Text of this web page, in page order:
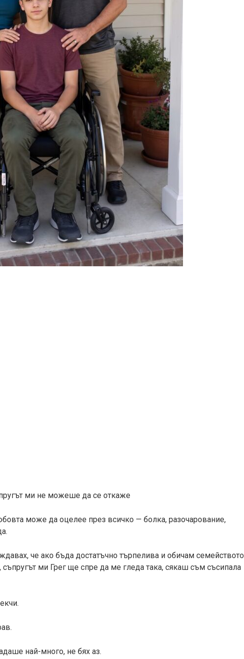
ми не можеше да се откаже
може да оцелее през всичко — болка, разочарование,
че ако бъда достатъчно търпелива и обичам семейството
съпругът ми Грег ще спре да ме гледа така, сякаш съм съсипала
най-много, не бях аз.